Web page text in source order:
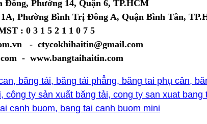
Đông, Phường 14, Quận 6, TP.HCM
Phường Bình Trị Đông A, Quận Bình Tân,
: 0 3 1 5 2 1 1 0 7 5
- ctycokhihaitin@gmail.com
- www.bangtaihaitin.com
băng tải, băng tải phẳng, băng tai phụ cân,
công ty sản xuất băng tải, cong ty san xuat
canh buom, bang tai canh buom mini